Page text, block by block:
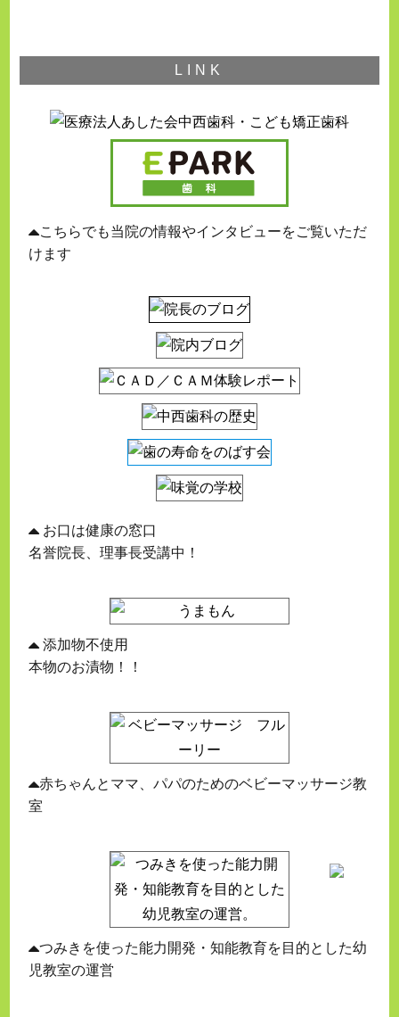
LINK
こちらでも当院の情報やインタビューをご覧いただ
けます
お口は健康の窓口
名誉院長、理事長受講中！
添加物不使用
本物のお漬物！！
赤ちゃんとママ、パパのためのベビーマッサージ教
室
つみきを使った能力開発・知能教育を目的とした幼
児教室の運営